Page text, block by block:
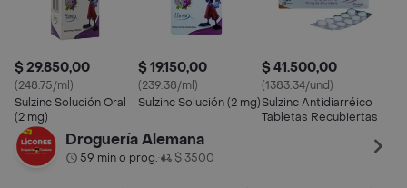
$ 29.850,00
(248.75/ml)
Sulzinc Solución Oral
(2 mg)
$ 19.150,00
(239.38/ml)
Sulzinc Solución (2 mg)
$ 41.500,00
(1383.34/und)
Sulzinc Antidiarréico
Tabletas Recubiertas
Droguería Alemana
59 min o prog.• $ 3500